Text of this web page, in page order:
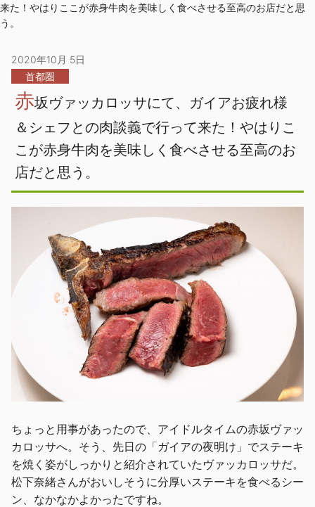
来た！やはりここが赤身牛肉を美味しく食べさせる至高のお店だと思
う。
2020年10月 5日
首都圏
赤坂ヴァッカロッサにて、ガイアお疲れ様
＆シェフとの肉談義で行って来た！やはりこ
こが赤身牛肉を美味しく食べさせる至高のお
店だと思う。
ちょっと用事があったので、アイドルタイムの赤坂ヴァッ
カロッサへ。そう、先日の「ガイアの夜明け」でステーキ
を焼く姿がしっかりと紹介されていたヴァッカロッサだ。
松下奈緒さんがおいしそうに分厚いステーキを食べるシー
ン、なかなかよかったですね。